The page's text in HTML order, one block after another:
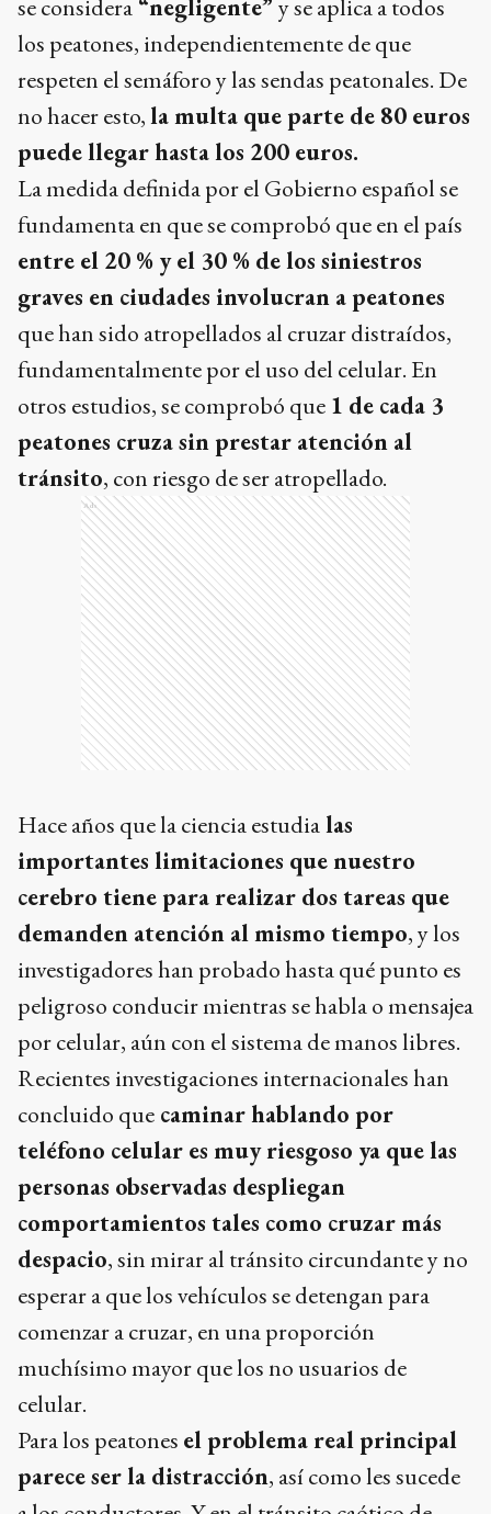
ámbitos más seguros de circulación. Esta acción
se considera“negligente”y se aplica a todos
los peatones, independientemente de que
respeten el semáforo y las sendas peatonales. De
no hacer esto,la multa que parte de 80 euros
puede llegar hasta los 200 euros.
La medida definida por el Gobierno español se
fundamenta en que se comprobó que en el país
entre el 20 % y el 30 % de los siniestros
graves en ciudades involucran a peatones
que han sido atropellados al cruzar distraídos,
fundamentalmente por el uso del celular. En
otros estudios, se comprobó que1 de cada 3
peatones cruza sin prestar atención al
tránsito, con riesgo de ser atropellado.
Ads
Hace años que la ciencia estudialas
importantes limitaciones que nuestro
cerebro tiene para realizar dos tareas que
demanden atención al mismo tiempo, y los
investigadores han probado hasta qué punto es
peligroso conducir mientras se habla o mensajea
por celular, aún con el sistema de manos libres.
Recientes investigaciones internacionales han
concluido quecaminar hablando por
teléfono celular es muy riesgoso ya que las
personas observadas despliegan
comportamientos tales como cruzar más
despacio, sin mirar al tránsito circundante y no
esperar a que los vehículos se detengan para
comenzar a cruzar, en una proporción
muchísimo mayor que los no usuarios de
celular.
Para los peatonesel problema real principal